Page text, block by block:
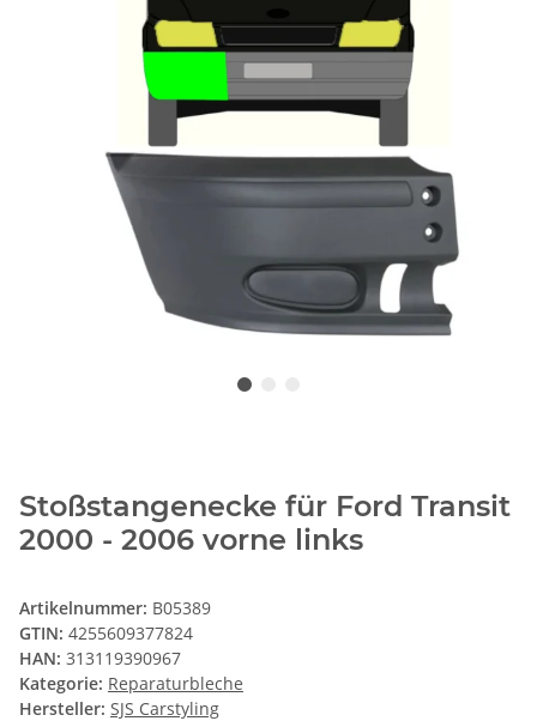
Stoßstangenecke für Ford Transit
2000 - 2006 vorne links
Artikelnummer: B05389
GTIN: 4255609377824
HAN: 313119390967
Kategorie: Reparaturbleche
Hersteller: SJS Carstyling